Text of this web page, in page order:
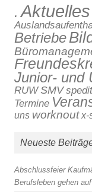
. Aktuelles
Betriebe
Junior- und
RUW SMV
Termine
uns worknout x-
Neueste
Abschlussfeier
Berufsleben gehen auf